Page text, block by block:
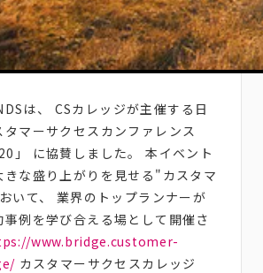
は、 CSカレッジが主催する日
マーサクセスカンファレンス
」 に協賛しました。 本イベント
きな盛り上がりを見せる"カスタマ
いて、 業界のトップランナーが
例を学び合える場として開催さ
www.bridge.customer-
カスタマーサクセスカレッジ